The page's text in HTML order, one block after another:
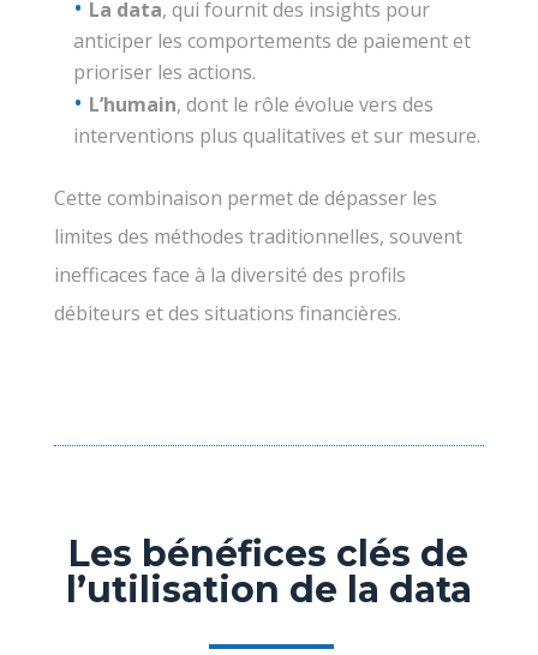
La data, qui fournit des insights pour
anticiper les comportements de paiement et
prioriser les actions.
L’humain, dont le rôle évolue vers des
interventions plus qualitatives et sur mesure.
Cette combinaison permet de dépasser les
limites des méthodes traditionnelles, souvent
inefficaces face à la diversité des profils
débiteurs et des situations financières.
Les bénéfices clés de
l’utilisation de la data